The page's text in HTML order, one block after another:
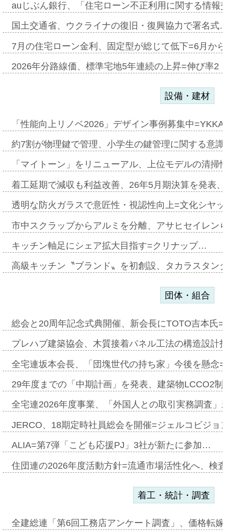
auじぶん銀行、「住宅ローン不正利用に関する情
国土交通省、ウクライナの復旧・復興協力で署名
7月の住宅ローン金利、固定型が総じて低下=6月か
2026年分路線価、標準宅地5年連続の上昇=伸び率
設備・建材
「性能向上リノベ2026」デザイン事例募集中
約7割が物理鍵で管理、小学生の鍵管理に関する意
「マイトーン」をリニューアル、上位モデルの清
着工延期で減収も利益改善、26年5月期決算を発表
透明な防火ガラスで意匠性・視認性向上=文化シヤ
市中スクラップからアルミを分離、アサヒセイレ
キッチン軸足にシェア拡大目指す=クリナップ…
高級キッチン〝ブランド〟を初創設、タカラスタ
団体・組合
総会と20周年記念式典開催、新会長にTOTO吉本氏
プレハブ建築協会、木質接着パネル工法の構造設
全宅連坂本会長、「団塊世代の持ち家」今後を懸
29年度までの「中期計画」を発表、建築物LCCO2
全宅連2026年度事業、「外国人との取引実務調査
JERCO、18期定時社員総会を開催=ジェルコビジ
ALIA=第7弾「こども応援PJ」3社が新たに参加…
住団連の2026年度活動方針=流通市場活性化へ、検
着工・統計・調査
全建総連「第6回工務店アンケート調査」、価格転